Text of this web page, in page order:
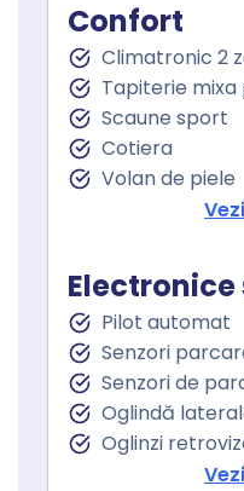
Confort
Climatronic 2
Tapiterie
Scaune sport
Cotiera
Volan de piele
Volan cu
Geamuri fata
Geamuri
Geamuri cu
Pilot automat
Senzori
Senzori de
Oglindă
Oglinzi
Oglinzi